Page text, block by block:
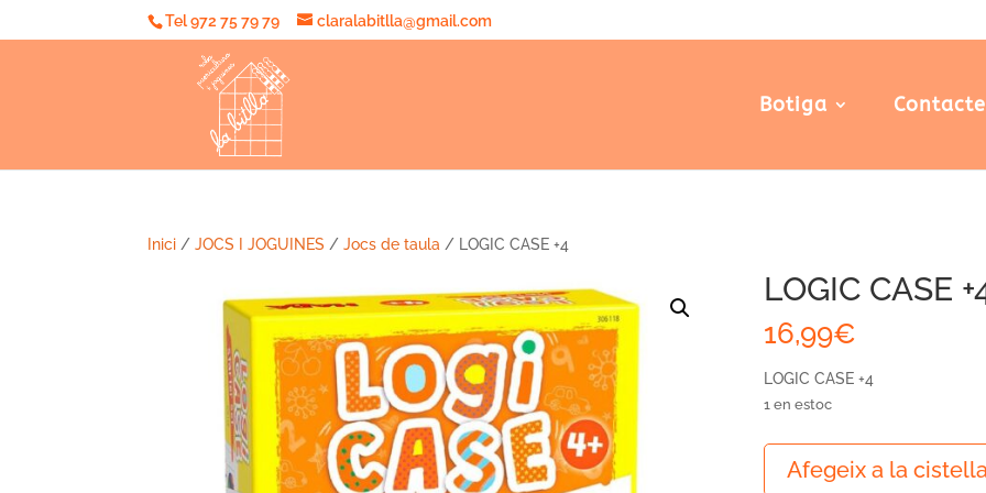
Tel 972 75 79 79 claralabitlla@gmail.com
Botiga Contacte
Inici /JOCS I JOGUINES /Jocs de taula / LOGIC CASE +4
LOGIC CASE
16,99€
LOGIC CASE +4
1 en estoc
Afegeix a la